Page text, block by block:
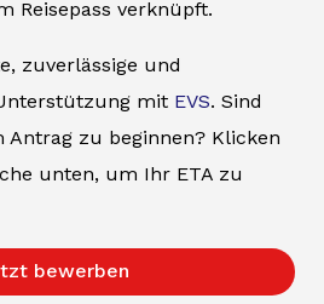
Reisepass verknüpft.
zuverlässige und
mit EVS. Sind
zu beginnen? Klicken
unten, um Ihr ETA zu
bewerben